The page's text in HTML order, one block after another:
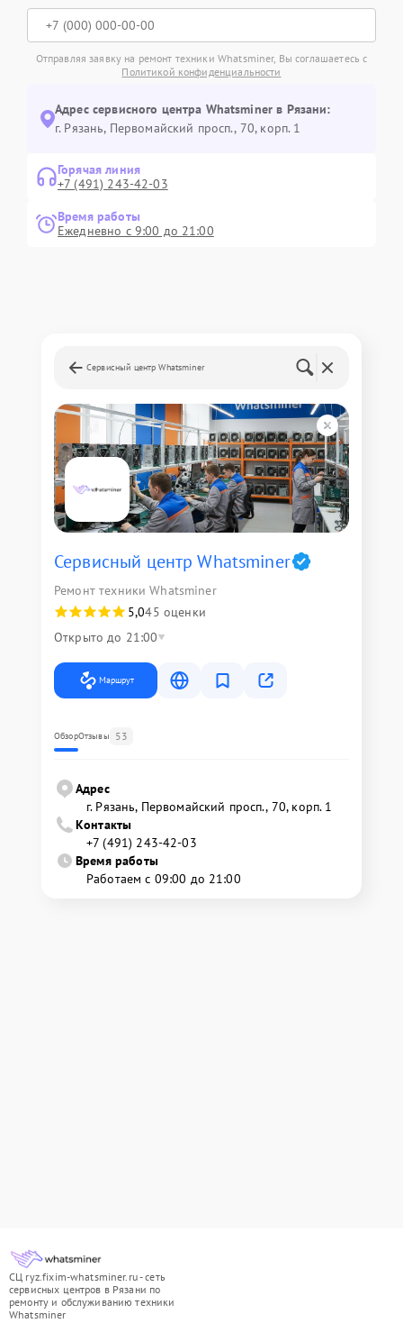
Отправляя заявку на ремонт техники Whatsminer, Вы соглашаетесь с
Политикой конфиденциальности
Адрес сервисного центра Whatsminer в Рязани:
г. Рязань, Первомайский просп., 70, корп. 1
Горячая линия
+7 (491) 243-42-03
Время работы
Ежедневно с 9:00 до 21:00
Сервисный центр Whatsminer
Сервисный центр Whatsminer
Ремонт техники Whatsminer
5,045 оценки
Открыто до 21:00
Маршрут
ОбзорОтзывы 53
Адрес
г. Рязань, Первомайский просп., 70, корп. 1
Контакты
+7 (491) 243-42-03
Время работы
Работаем с 09:00 до 21:00
СЦ ryz.fixim-whatsminer.ru - сеть
сервисных центров в Рязани по
ремонту и обслуживанию техники
Whatsminer